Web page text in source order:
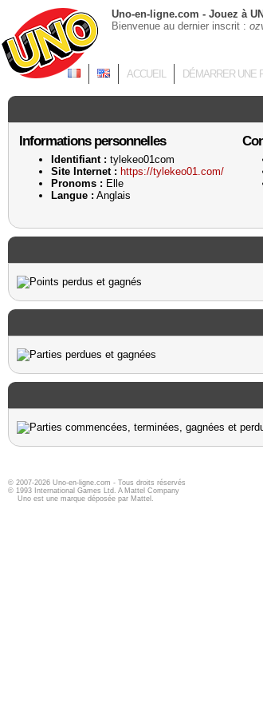
Uno-en-ligne.com - Jouez à
Bienvenue au dernier inscrit :
ACCUEIL DÉMARRER UNE
Informations personnelles
Identifiant : tylekeo01com
Site Internet : https://tylekeo01.com/
Pronoms : Elle
Langue : Anglais
© 2007-2026 Uno-en-ligne.com - Tous droits réservés
© 1993 International Games Ltd. A Mattel Company
Uno est une marque déposée par Mattel.